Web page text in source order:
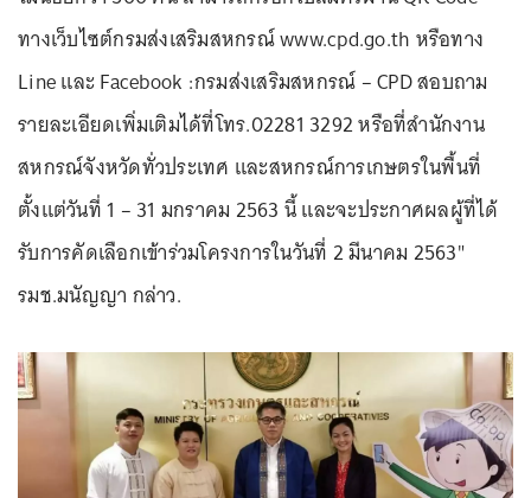
ทางเว็บไซต์กรมส่งเสริมสหกรณ์ www.cpd.go.th หรือทาง
Line และ Facebook :กรมส่งเสริมสหกรณ์ – CPD สอบถาม
รายละเอียดเพิ่มเติมได้ที่โทร.02281 3292 หรือที่สำนักงาน
สหกรณ์จังหวัดทั่วประเทศ และสหกรณ์การเกษตรในพื้นที่
ตั้งแต่วันที่ 1 – 31 มกราคม 2563 นี้ และจะประกาศผลผู้ที่ได้
รับการคัดเลือกเข้าร่วมโครงการในวันที่ 2 มีนาคม 2563"
รมช.มนัญญา กล่าว.